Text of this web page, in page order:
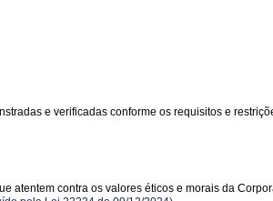
e verificadas conforme os requisitos e
contra os valores éticos e morais da